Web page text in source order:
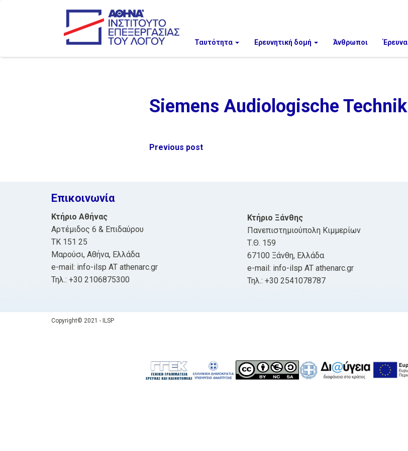
Ταυτότητα Ερευνητική δομή Άνθρωποι Έρευνα
Siemens Audiologische Technik
Post
Previous post
Επικοινωνία
Κτήριο Αθήνας
Αρτέμιδος 6 & Επιδαύρου
ΤΚ 151 25
Μαρούσι, Αθήνα, Ελλάδα
e-mail: info-ilsp AT athenarc.gr
Τηλ.: +30 2106875300
Κτήριο Ξάνθης
Πανεπιστημιούπολη Κιμμερίων
Τ.Θ. 159
67100 Ξάνθη, Ελλάδα
e-mail: info-ilsp AT athenarc.gr
Τηλ.: +30 2541078787
Copyright© 2021 - ILSP